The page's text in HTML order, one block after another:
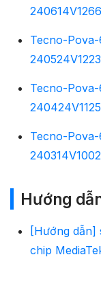
Tecno-
Tecno-
Tecno-
Hướng
[Hướng dẫn]
chip